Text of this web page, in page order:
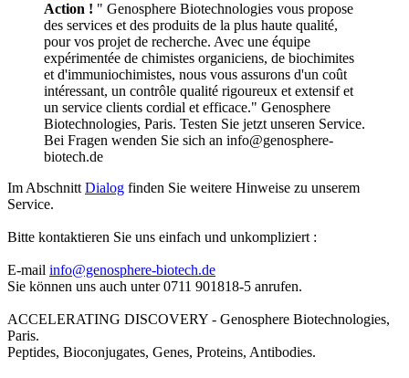
Action ! " Genosphere Biotechnologies vous propose
des services et des produits de la plus haute qualité,
pour vos projet de recherche. Avec une équipe
expérimentée de chimistes organiciens, de biochimites
et d'immuniochimistes, nous vous assurons d'un coût
intéressant, un contrôle qualité rigoureux et extensif et
un service clients cordial et efficace." Genosphere
Biotechnologies, Paris. Testen Sie jetzt unseren Service.
Bei Fragen wenden Sie sich an info@genosphere-
biotech.de
Im Abschnitt Dialog finden Sie weitere Hinweise zu unserem
Service.
Bitte kontaktieren Sie uns einfach und unkompliziert :
E-mail info@genosphere-biotech.de
Sie können uns auch unter 0711 901818-5 anrufen.
ACCELERATING DISCOVERY - Genosphere Biotechnologies,
Paris.
Peptides, Bioconjugates, Genes, Proteins, Antibodies.